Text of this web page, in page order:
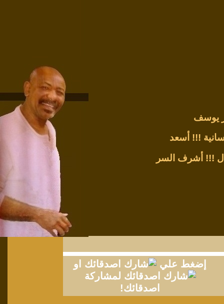
يوسف
!!! أسعد
!!! أشرف السر
إضغط علي
او
لمشاركة
اصدقائك!